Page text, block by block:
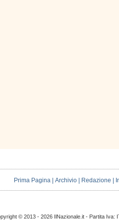
Prima Pagina |Archivio Redazione
© 2013 - 2026 IlNazionale.it - Partita Iva: